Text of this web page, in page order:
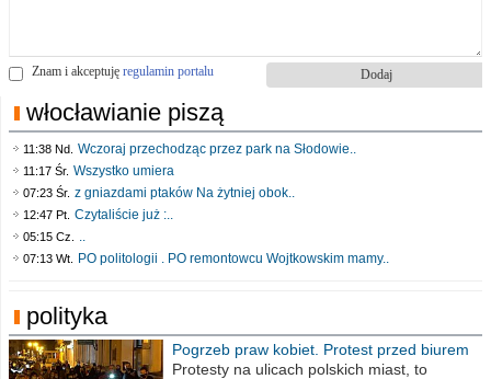
Znam i akceptuję regulamin portalu
włocławianie piszą
11:38 Nd. Wczoraj przechodząc przez park na Słodowie..
11:17 Śr. Wszystko umiera
07:23 Śr. z gniazdami ptaków Na żytniej obok..
12:47 Pt. Czytaliście już :..
05:15 Cz. ..
07:13 Wt. PO politologii . PO remontowcu Wojtkowskim mamy..
polityka
Pogrzeb praw kobiet. Protest przed biurem
poselskim PiS
Protesty na ulicach polskich miast, to